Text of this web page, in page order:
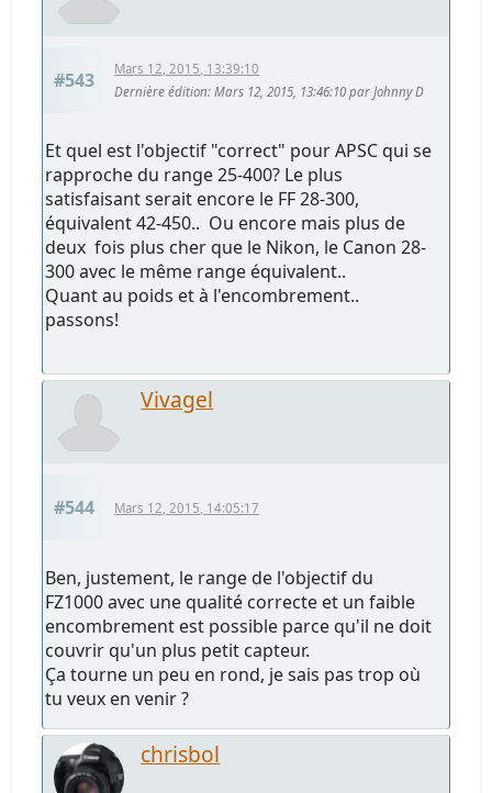
#543
Mars 12, 2015, 13:39:10
Dernière édition: Mars 12, 2015, 13:46:10 par Johnny D
Et quel est l'objectif "correct" pour APSC qui se
rapproche du range 25-400? Le plus
satisfaisant serait encore le FF 28-300,
équivalent 42-450.. Ou encore mais plus de
deux fois plus cher que le Nikon, le Canon 28-
300 avec le même range équivalent..
Quant au poids et à l'encombrement..
passons!
Vivagel
#544 Mars 12, 2015, 14:05:17
Ben, justement, le range de l'objectif du
FZ1000 avec une qualité correcte et un faible
encombrement est possible parce qu'il ne doit
couvrir qu'un plus petit capteur.
Ça tourne un peu en rond, je sais pas trop où
tu veux en venir ?
chrisbol